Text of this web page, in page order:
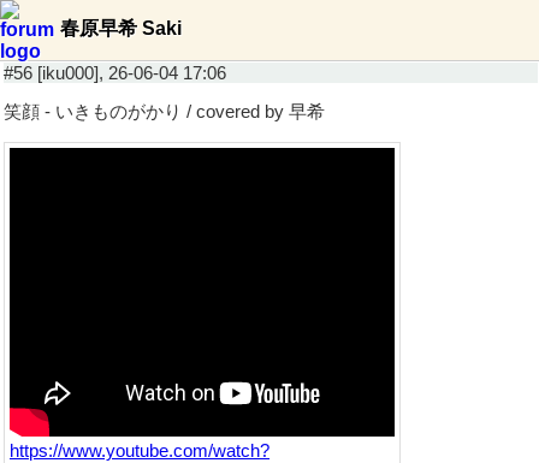
春原早希 Saki
#56 [iku000], 26-06-04 17:06
笑顔 - いきものがかり / covered by 早希
https://www.youtube.com/watch?